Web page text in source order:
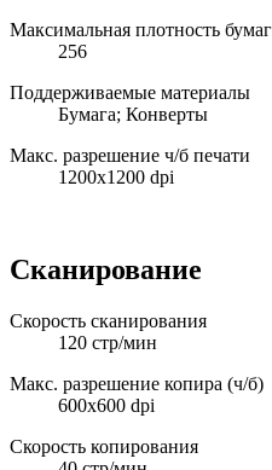
Максимальная плотность
256
Поддерживаемые материалы
Бумага; Конверты
Макс. разрешение ч/б печати
1200x1200 dpi
Сканирование
Скорость сканирования
120 стр/мин
Макс. разрешение копира (ч/б)
600x600 dpi
Скорость копирования